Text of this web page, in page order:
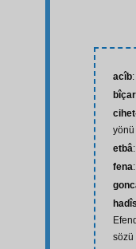
acîb
yönü
etbâ
fena
sözü